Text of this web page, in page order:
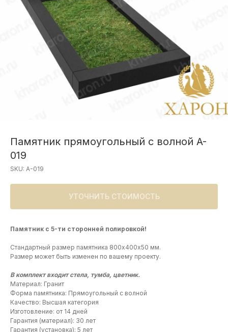
Памятник прямоугольный с волной A-
019
SKU: A-019
УТОЧНИТЬ СТОИМОСТЬ
Памятник с 5-ти сторонней полировкой!
Стандартный размер памятника 800х400х50 мм.
Размер может быть изменен по вашему проекту.
В комплект входит стела, тумба, цветник.
Материал: Гранит
Форма памятника: Прямоугольный с волной
Качество: Высшая категория
Изготовление: от 14 дней
Гарантия (материал): 30 лет
Гарантия (установка): 5 лет